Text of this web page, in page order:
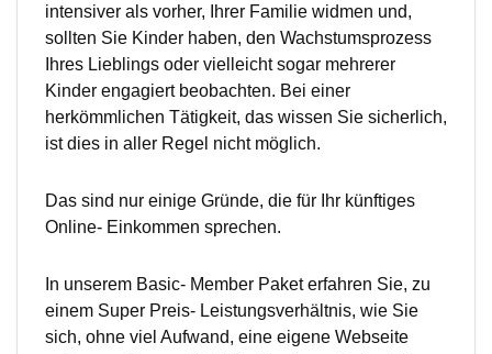
intensiver als vorher, Ihrer Familie widmen und,
sollten Sie Kinder haben, den Wachstumsprozess
Ihres Lieblings oder vielleicht sogar mehrerer
Kinder engagiert beobachten. Bei einer
herkömmlichen Tätigkeit, das wissen Sie sicherlich,
ist dies in aller Regel nicht möglich.
Das sind nur einige Gründe, die für Ihr künftiges
Online- Einkommen sprechen.
In unserem Basic- Member Paket erfahren Sie, zu
einem Super Preis- Leistungsverhältnis, wie Sie
sich, ohne viel Aufwand, eine eigene Webseite